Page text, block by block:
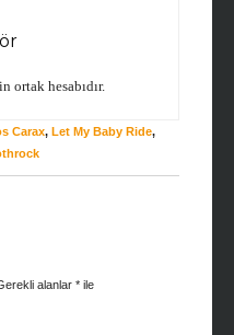
ortak hesabıdır.
Carax, Let My Baby Ride,
alanlar * ile